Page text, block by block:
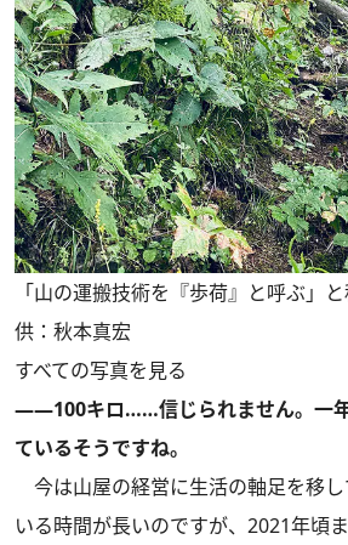
「山の運搬技術を『歩荷』と呼ぶ」
供：秋本真宏
すべての写真を見る
――100キロ……信じられません。一
ているそうですね。
今は山屋の経営に生活の軸足を移
いる時間が長いのですが、2021年頃